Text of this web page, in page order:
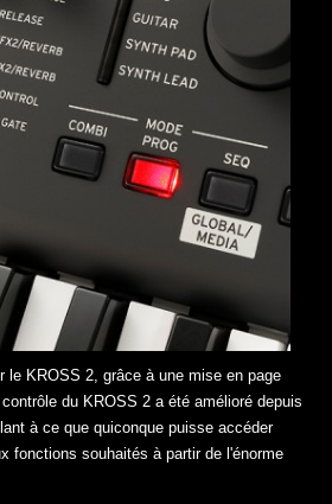
le KROSS 2, grâce à une mise en page
du KROSS 2 a été amélioré depuis
à ce que quiconque puisse accéder
fonctions souhaités à partir de l'énorme